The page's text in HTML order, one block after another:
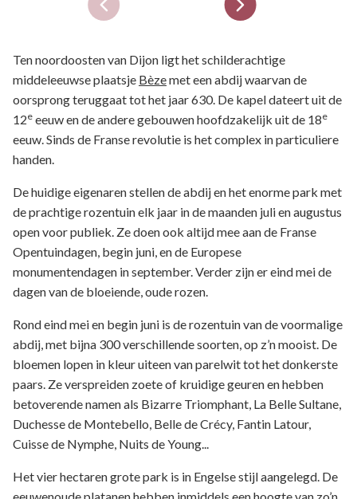
Ten noordoosten van Dijon ligt het schilderachtige
middeleeuwse plaatsje Bèzemet een abdij waarvan de
oorsprong teruggaat tot het jaar 630. De kapel dateert uit de
12e eeuw en de andere gebouwen hoofdzakelijk uit de 18e
eeuw. Sinds de Franse revolutie is het complex in particuliere
handen.
De huidige eigenaren stellen de abdij en het enorme park met
de prachtige rozentuin elk jaar in de maanden juli en augustus
open voor publiek. Ze doen ook altijd mee aan de Franse
Opentuindagen, begin juni, en de Europese
monumentendagen in september. Verder zijn er eind mei de
dagen van de bloeiende, oude rozen.
Rond eind mei en begin juni is de rozentuin van de voormalige
abdij, met bijna 300 verschillende soorten, op z’n mooist. De
bloemen lopen in kleur uiteen van parelwit tot het donkerste
paars. Ze verspreiden zoete of kruidige geuren en hebben
betoverende namen als Bizarre Triomphant, La Belle Sultane,
Duchesse de Montebello, Belle de Crécy, Fantin Latour,
Cuisse de Nymphe, Nuits de Young...
Het vier hectaren grote park is in Engelse stijl aangelegd. De
eeuwenoude platanen hebben inmiddels een hoogte van zo’n